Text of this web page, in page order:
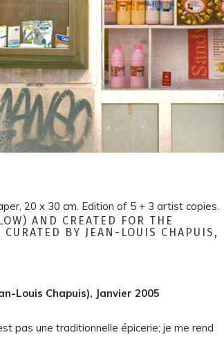
r, 20 x 30 cm. Edition of 5 + 3 artist copies.
AND CREATED FOR THE
BY JEAN-LOUIS CHAPUIS,
Louis Chapuis), Janvier 2005
pas une traditionnelle épicerie; je me rend